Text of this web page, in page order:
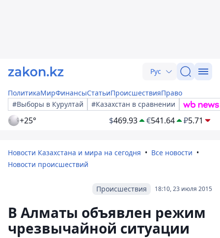
Рус
ПолитикаМирФинансыСтатьиПроисшествияПраво
#Выборы в Курултай
#Казахстан в сравнении
+25° $469.93 €541.64 ₽5.71
Новости Казахстана и мира на сегодня
Все новости
Новости происшествий
18:10, 23 июля 2015
Происшествия
В Алматы объявлен режим
чрезвычайной ситуации